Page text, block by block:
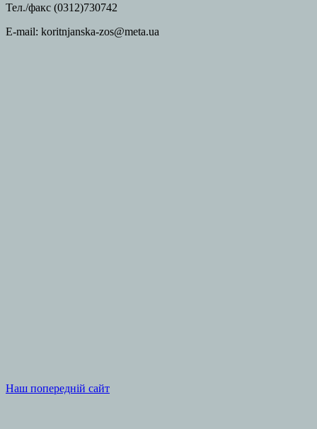
Тел./факс (0312)730742
E-mail: koritnjanska-zos@meta.ua
Наш попередній сайт